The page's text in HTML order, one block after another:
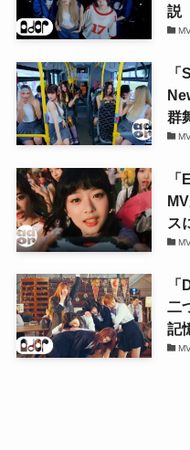
説
群
ス
二
記